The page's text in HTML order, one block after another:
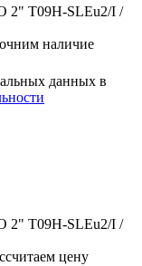
2" T09H-SLEu2/I /
наличие
данных в
2" T09H-SLEu2/I /
цену